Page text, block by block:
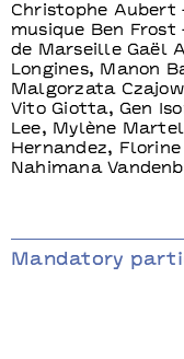
Christophe Aubert
musique Ben
de Marseille Gaël
Longines, Manon
Malgorzata
Vito Giotta, Gen
Lee, Mylène
Hernandez,
Nahimana
Mandatory